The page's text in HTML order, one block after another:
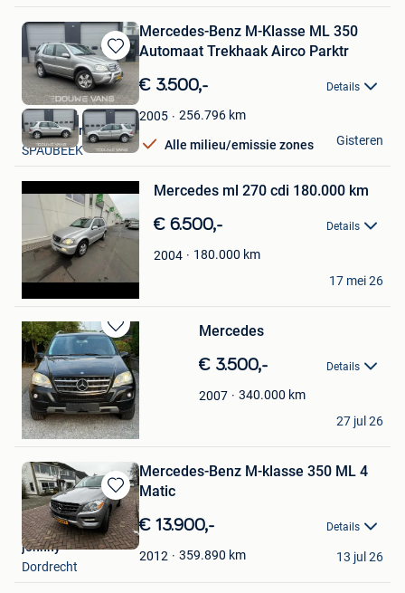
Bewaren
in
Mijn
Favorieten
Mercedes-Benz M-Klasse ML 350
Automaat Trekhaak Airco Parktr
€ 3.500,- Details
2005 256.796 km
Alle milieu/emissie zones
Douwe Vans B.V.
SPAUBEEK
Gisteren
Bewaren
Mijn
Favorieten
Mercedes ml 270 cdi 180.000 km
€ 6.500,- Details
2004 180.000 km
jonathan
17 mei 26
Bewaren
in
Mijn
Favorieten
Mercedes
€ 3.500,- Details
2007 340.000 km
jordy Cobbaert
Dendermonde
27 jul 26
Bewaren
in
Mijn
Favorieten
Mercedes-Benz M-klasse 350 ML 4
Matic
€ 13.900,- Details
2012 359.890 km
johnny
Dordrecht
13 jul 26